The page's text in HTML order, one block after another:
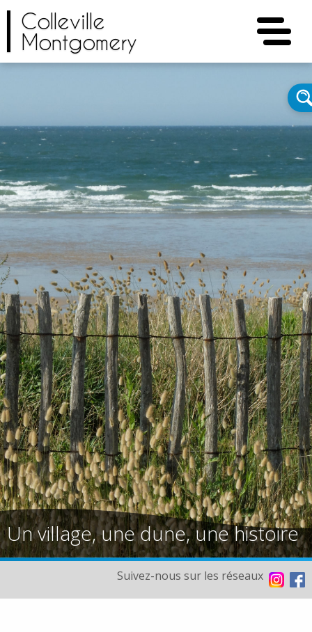
Colleville
Montgomery
Un village, une dune, une histoire
Suivez-nous sur les réseaux